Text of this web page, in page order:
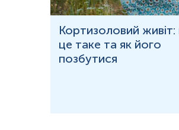
Кортизоловий
це таке та як його
позбутися